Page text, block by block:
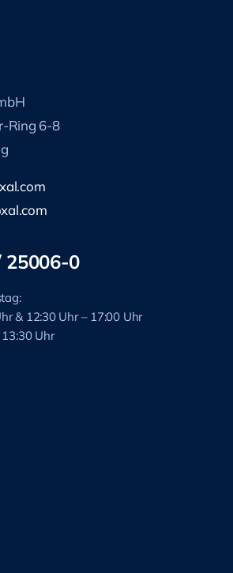
Ring 6-8
25006-0
& 12:30 Uhr – 17:00 Uhr
Uhr